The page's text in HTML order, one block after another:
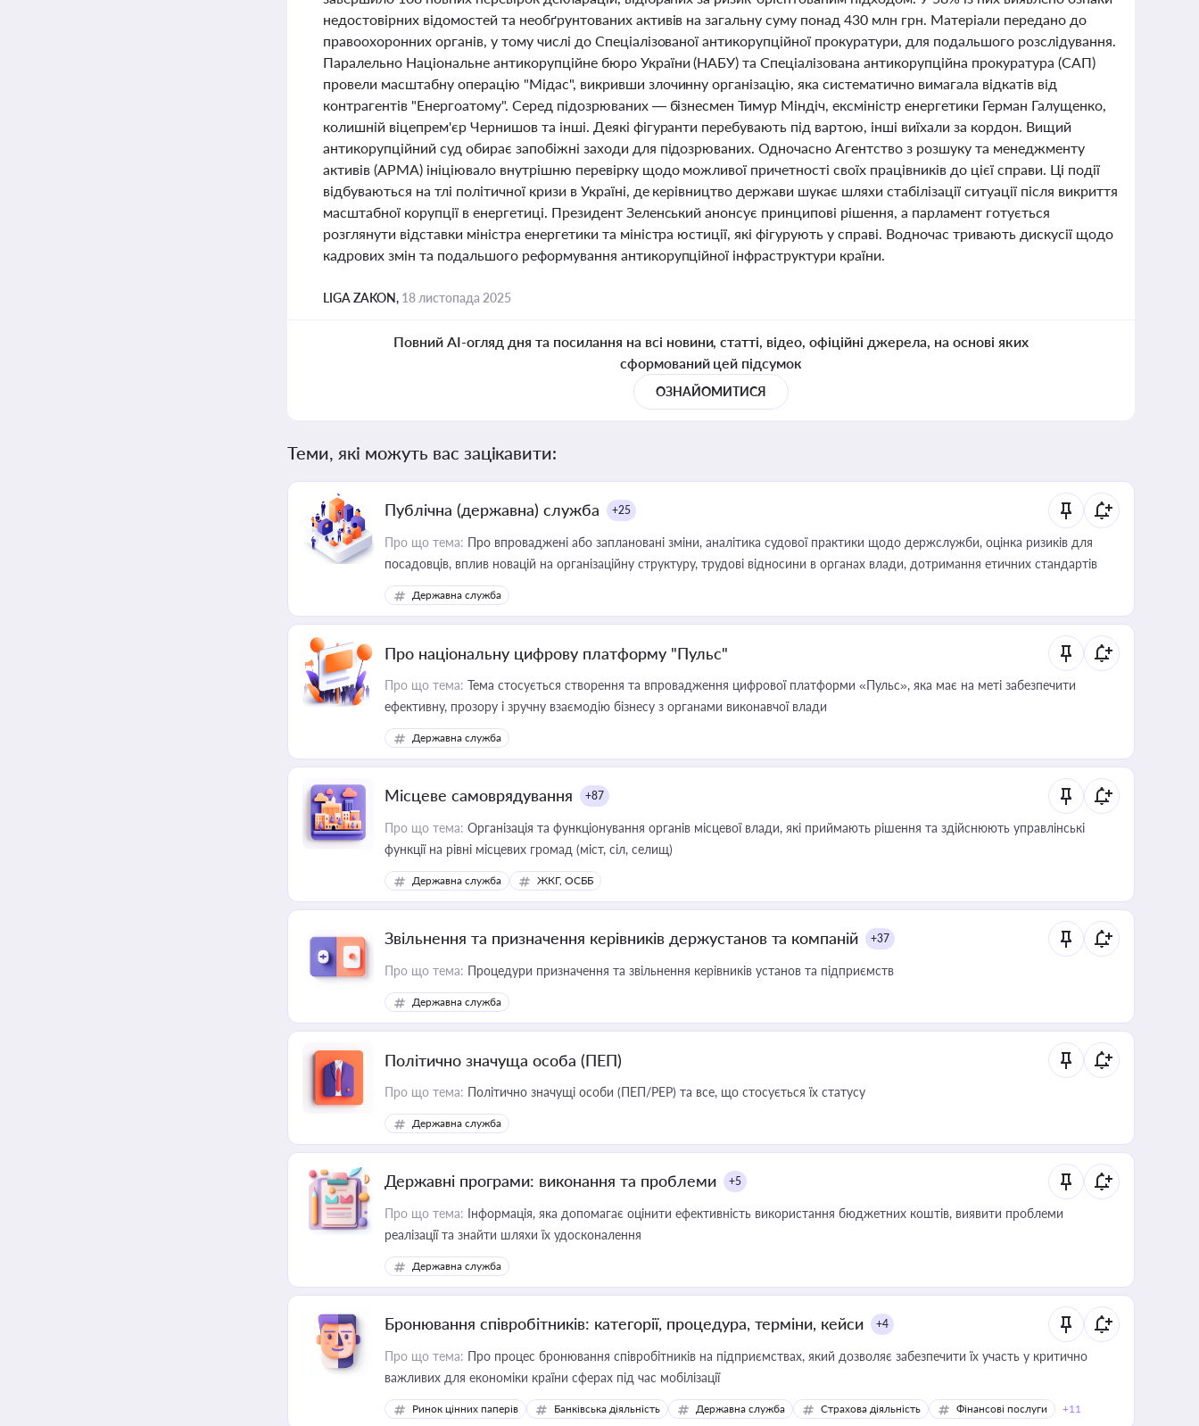
недостовірних відомостей та необґрунтованих активів на загальну суму понад 430 млн грн. Матеріали передано до
правоохоронних органів, у тому числі до Спеціалізованої антикорупційної прокуратури, для подальшого розслідування.
Паралельно Національне антикорупційне бюро України (НАБУ) та Спеціалізована антикорупційна прокуратура (САП)
провели масштабну операцію "Мідас", викривши злочинну організацію, яка систематично вимагала відкатів від
контрагентів "Енергоатому". Серед підозрюваних — бізнесмен Тимур Міндіч, ексміністр енергетики Герман Галущенко,
колишній віцепрем'єр Чернишов та інші. Деякі фігуранти перебувають під вартою, інші виїхали за кордон. Вищий
антикорупційний суд обирає запобіжні заходи для підозрюваних. Одночасно Агентство з розшуку та менеджменту
активів (АРМА) ініціювало внутрішню перевірку щодо можливої причетності своїх працівників до цієї справи. Ці події
відбуваються на тлі політичної кризи в Україні, де керівництво держави шукає шляхи стабілізації ситуації після викриття
масштабної корупції в енергетиці. Президент Зеленський анонсує принципові рішення, а парламент готується
розглянути відставки міністра енергетики та міністра юстиції, які фігурують у справі. Водночас тривають дискусії щодо
кадрових змін та подальшого реформування антикорупційної інфраструктури країни.
LIGA ZAKON, 18 листопада 2025
Повний AI-огляд дня та посилання на всі новини, статті, відео, офіційні джерела, на основі яких
сформований цей підсумок
ОЗНАЙОМИТИСЯ
Теми, які можуть вас зацікавити:
Публічна (державна) служба +25
Про що тема: Про впроваджені або заплановані зміни, аналітика судової практики щодо держслужби, оцінка ризиків для
посадовців, вплив новацій на організаційну структуру, трудові відносини в органах влади, дотримання етичних стандартів
Державна служба
Про національну цифрову платформу "Пульс"
Про що тема: Тема стосується створення та впровадження цифрової платформи «Пульс», яка має на меті забезпечити
ефективну, прозору і зручну взаємодію бізнесу з органами виконавчої влади
Державна служба
Місцеве самоврядування +87
Про що тема: Організація та функціонування органів місцевої влади, які приймають рішення та здійснюють управлінські
функції на рівні місцевих громад (міст, сіл, селищ)
Державна служба ЖКГ, ОСББ
Звільнення та призначення керівників держустанов та компаній +37
Про що тема: Процедури призначення та звільнення керівників установ та підприємств
Державна служба
Політично значуща особа (ПЕП)
Про що тема: Політично значущі особи (ПЕП/PEP) та все, що стосується їх статусу
Державна служба
Державні програми: виконання та проблеми +5
Про що тема: Інформація, яка допомагає оцінити ефективність використання бюджетних коштів, виявити проблеми
реалізації та знайти шляхи їх удосконалення
Державна служба
Бронювання співробітників: категорії, процедура, терміни, кейси +4
Про що тема: Про процес бронювання співробітників на підприємствах, який дозволяє забезпечити їх участь у критично
важливих для економіки країни сферах під час мобілізації
Ринок цінних паперів Банківська діяльність Державна служба Страхова діяльність Фінансові послуги +11